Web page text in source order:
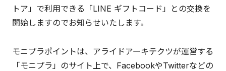
トア」で利用できる「LINE ギフトコード」との交換を
開始しますのでお知らせいたします。
モニプラポイントは、アライドアーキテクツが運営する
「モニプラ」のサイト上で、FacebookやTwitterなどの